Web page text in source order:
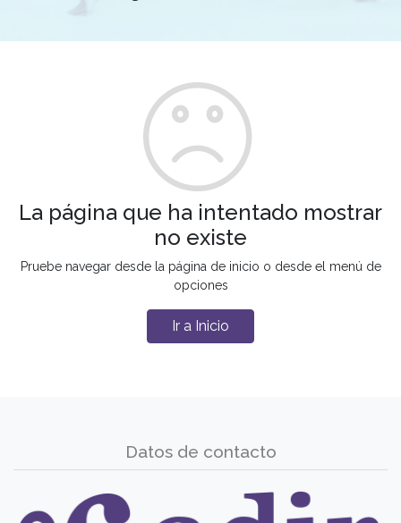
La página que ha intentado mostrar
no existe
Pruebe navegar desde la página de inicio o desde el menú de
opciones
Ir a Inicio
Datos de contacto